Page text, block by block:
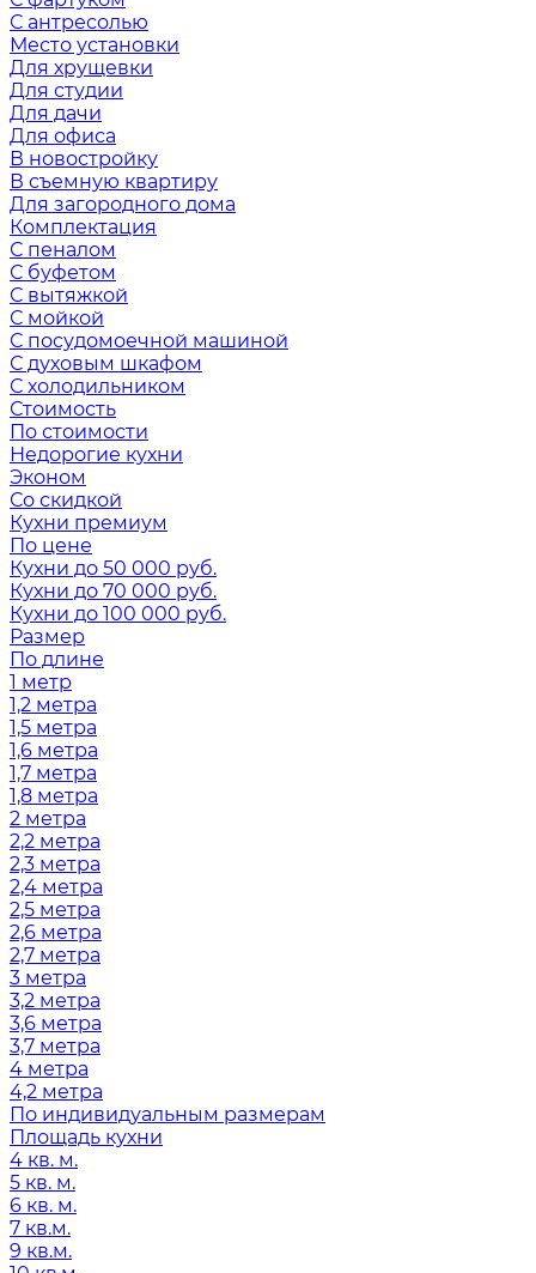
С антресолью
Место установки
Для хрущевки
Для студии
Для дачи
Для офиса
В новостройку
В съемную квартиру
Для загородного дома
Комплектация
С пеналом
С буфетом
С вытяжкой
С мойкой
С посудомоечной машиной
С духовым шкафом
С холодильником
Стоимость
По стоимости
Недорогие кухни
Эконом
Со скидкой
Кухни премиум
По цене
Кухни до 50 000 руб.
Кухни до 70 000 руб.
Кухни до 100 000 руб.
Размер
По длине
1 метр
1,2 метра
1,5 метра
1,6 метра
1,7 метра
1,8 метра
2 метра
2,2 метра
2,3 метра
2,4 метра
2,5 метра
2,6 метра
2,7 метра
3 метра
3,2 метра
3,6 метра
3,7 метра
4 метра
4,2 метра
По индивидуальным размерам
Площадь кухни
4 кв. м.
5 кв. м.
6 кв. м.
7 кв.м.
9 кв.м.